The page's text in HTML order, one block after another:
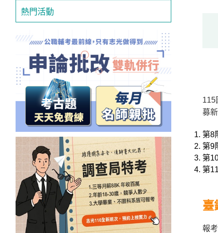
熱門活動
115
募
第8
第9
第
第
臺
報
500
元
扣！